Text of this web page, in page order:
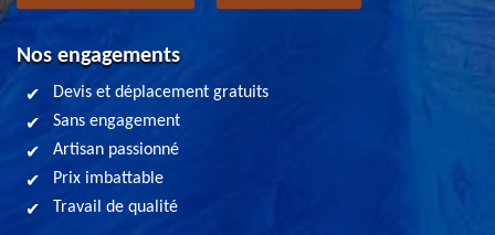
Nos engagements
Devis et déplacement gratuits
Sans engagement
Artisan passionné
Prix imbattable
Travail de qualité